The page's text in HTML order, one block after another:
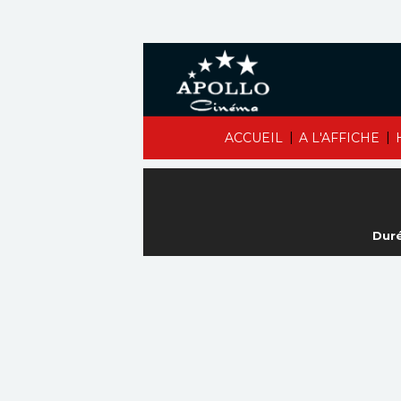
ACCUEIL | A L'AFFICHE |